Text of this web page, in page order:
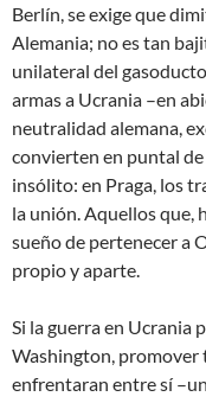
Berlín, se exige que
Alemania; no es tan
unilateral del
armas a Ucrania –en
neutralidad alemana,
convierten en puntal de
insólito: en Praga, los
la unión. Aquellos que,
sueño de pertenecer a
propio y aparte.
Si la guerra en Ucrania
Washington, promover
enfrentaran entre sí